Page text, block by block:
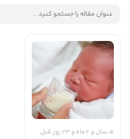
5 سال و 2 ماه و 23 روز قبل